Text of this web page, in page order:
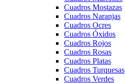
Cuadros Mostazas
Cuadros Naranjas
Cuadros Ocres
Cuadros Óxidos
Cuadros Rojos
Cuadros Rosas
Cuadros Platas
Cuadros Turquesas
Cuadros Verdes